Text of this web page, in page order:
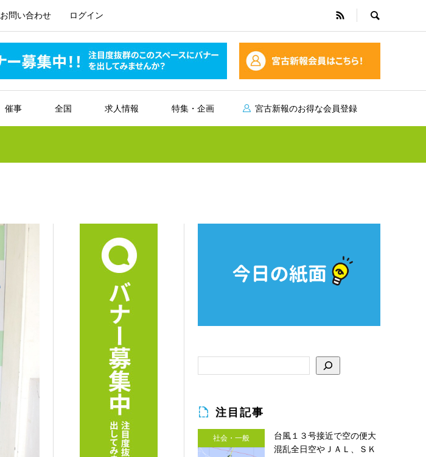
お問い合わせ ログイン
催事 全国 求人情報 特集・企画 宮古新報のお得な会員登録
注目記事
社会・一般
台風１３号接近で空の便大
混乱全日空やＪＡＬ、ＳＫ